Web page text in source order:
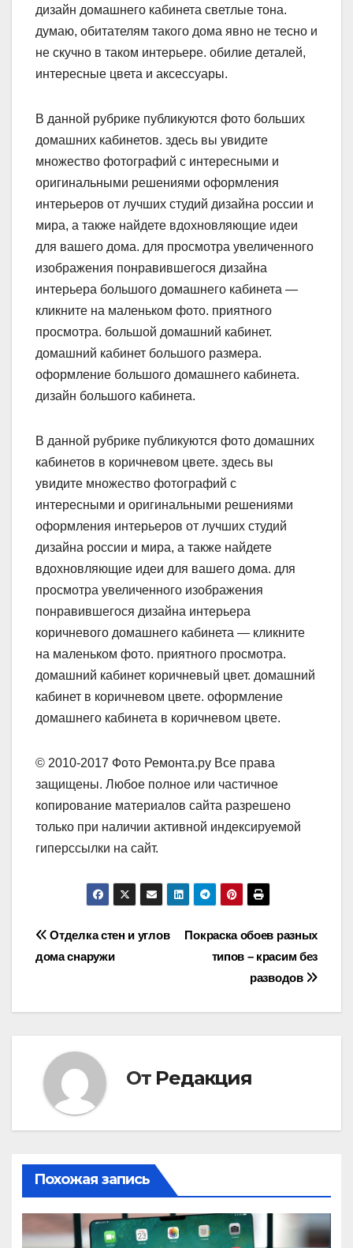
дизайн домашнего кабинета светлые тона.
думаю, обитателям такого дома явно не тесно и
не скучно в таком интерьере. обилие деталей,
интересные цвета и аксессуары.
В данной рубрике публикуются фото больших
домашних кабинетов. здесь вы увидите
множество фотографий с интересными и
оригинальными решениями оформления
интерьеров от лучших студий дизайна россии и
мира, а также найдете вдохновляющие идеи
для вашего дома. для просмотра увеличенного
изображения понравившегося дизайна
интерьера большого домашнего кабинета —
кликните на маленьком фото. приятного
просмотра. большой домашний кабинет.
домашний кабинет большого размера.
оформление большого домашнего кабинета.
дизайн большого кабинета.
В данной рубрике публикуются фото домашних
кабинетов в коричневом цвете. здесь вы
увидите множество фотографий с
интересными и оригинальными решениями
оформления интерьеров от лучших студий
дизайна россии и мира, а также найдете
вдохновляющие идеи для вашего дома. для
просмотра увеличенного изображения
понравившегося дизайна интерьера
коричневого домашнего кабинета — кликните
на маленьком фото. приятного просмотра.
домашний кабинет коричневый цвет. домашний
кабинет в коричневом цвете. оформление
домашнего кабинета в коричневом цвете.
© 2010-2017 Фото Ремонта.ру Все права
защищены. Любое полное или частичное
копирование материалов сайта разрешено
только при наличии активной индексируемой
гиперссылки на сайт.
Навигация
по
записям
Покраска обоев разных
типов – красим без
разводов
Отделка стен и углов
дома снаружи
От Редакция
Похожая запись